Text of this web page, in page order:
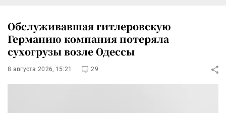
Обслуживавшая гитлеровскую
Германию компания потеряла
сухогрузы возле Одессы
8 августа 2026, 15:21 29